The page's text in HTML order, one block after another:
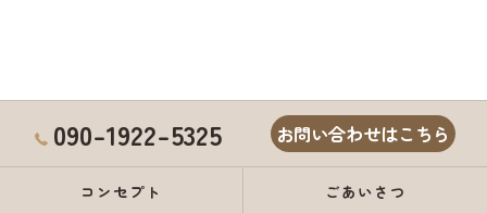
090-1922-5325 お問い合わせはこちら
コンセプト ごあいさつ